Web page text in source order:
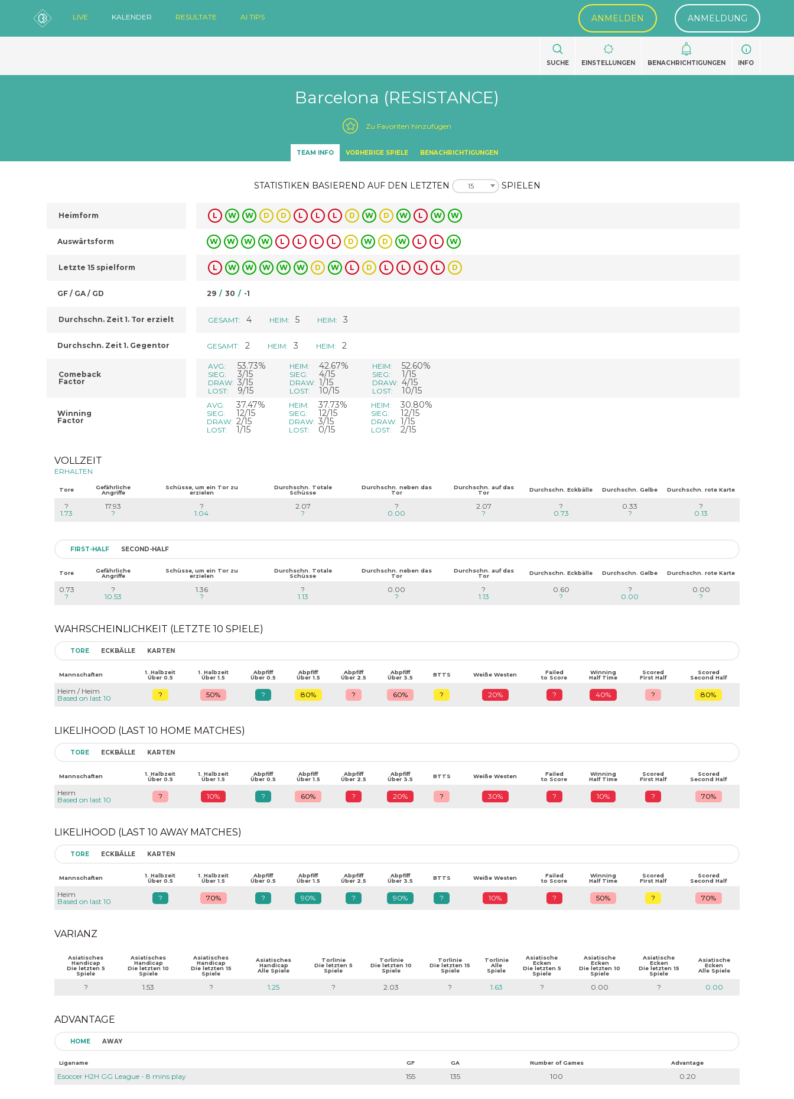
LIVE KALENDER RESULTATE AI TIPS ANMELDEN ANMELDUNG
SUCHE EINSTELLUNGEN BENACHRICHTIGUNGEN INFO
Barcelona (RESISTANCE)
Zu Favoriten hinzufügen
TEAM INFO VORHERIGE SPIELE BENACHRICHTIGUNGEN
STATISTIKEN BASIEREND AUF DEN LETZTEN 15 SPIELEN
Heimform
Auswärtsform
Letzte 15 spielform
GF / GA / GD
Durchschn. Zeit 1. Tor erzielt
Durchschn. Zeit 1. Gegentor
Comeback
Factor
Winning
Factor
L W W D D L L L D W D W L W W
W W W W L L L L D W D W L L W
L W W W W W D W L D L L L L D
29 / 30 / -1
GESAMT: 4 HEIM: 5 HEIM: 3
GESAMT: 2 HEIM: 3 HEIM: 2
AVG: 53.73%
SIEG: 3/15
DRAW: 3/15
LOST: 9/15
HEIM: 42.67%
SIEG: 4/15
DRAW: 1/15
LOST: 10/15
HEIM: 52.60%
SIEG: 1/15
DRAW: 4/15
LOST: 10/15
AVG: 37.47%
SIEG: 12/15
DRAW: 2/15
LOST: 1/15
HEIM: 37.73%
SIEG: 12/15
DRAW: 3/15
LOST: 0/15
HEIM: 30.80%
SIEG: 12/15
DRAW: 1/15
LOST: 2/15
VOLLZEIT
ERHALTEN
Tore
Gefährliche
Angriffe
Schüsse, um ein Tor zu
erzielen
Durchschn. Totale
Schüsse
Durchschn. neben das
Tor
Durchschn. auf das
Tor
Durchschn. Eckbälle Durchschn. Gelbe Durchschn. rote Karte
?
1.73
17.93
?
?
1.04
2.07
?
?
0.00
2.07
?
?
0.73
0.33
?
?
0.13
FIRST-HALF SECOND-HALF
Tore
Gefährliche
Angriffe
Schüsse, um ein Tor zu
erzielen
Durchschn. Totale
Schüsse
Durchschn. neben das
Tor
Durchschn. auf das
Tor
Durchschn. Eckbälle Durchschn. Gelbe Durchschn. rote Karte
0.73
?
?
10.53
1.36
?
?
1.13
0.00
?
?
1.13
0.60
?
?
0.00
0.00
?
WAHRSCHEINLICHKEIT (LETZTE 10 SPIELE)
TORE ECKBÄLLE KARTEN
Mannschaften
1. Halbzeit
Über 0.5
1. Halbzeit
Über 1.5
Abpfiff
Über 0.5
Abpfiff
Über 1.5
Abpfiff
Über 2.5
Abpfiff
Über 3.5
BTTS Weiße Westen
Failed
to Score
Winning
Half Time
Scored
First Half
Scored
Second Half
Heim / Heim
Based on last 10
? 50% ? 80% ? 60% ? 20% ? 40% ? 80%
LIKELIHOOD (LAST 10 HOME MATCHES)
TORE ECKBÄLLE KARTEN
Mannschaften
1. Halbzeit
Über 0.5
1. Halbzeit
Über 1.5
Abpfiff
Über 0.5
Abpfiff
Über 1.5
Abpfiff
Über 2.5
Abpfiff
Über 3.5
BTTS Weiße Westen
Failed
to Score
Winning
Half Time
Scored
First Half
Scored
Second Half
Heim
Based on last 10
? 10% ? 60% ? 20% ? 30% ? 10% ? 70%
LIKELIHOOD (LAST 10 AWAY MATCHES)
TORE ECKBÄLLE KARTEN
Mannschaften
1. Halbzeit
Über 0.5
1. Halbzeit
Über 1.5
Abpfiff
Über 0.5
Abpfiff
Über 1.5
Abpfiff
Über 2.5
Abpfiff
Über 3.5
BTTS Weiße Westen
Failed
to Score
Winning
Half Time
Scored
First Half
Scored
Second Half
Heim
Based on last 10
? 70% ? 90% ? 90% ? 10% ? 50% ? 70%
VARIANZ
Asiatisches
Handicap
Die letzten 5
Spiele
Asiatisches
Handicap
Die letzten 10
Spiele
Asiatisches
Handicap
Die letzten 15
Spiele
Asiatisches
Handicap
Alle Spiele
Torlinie
Die letzten 5
Spiele
Torlinie
Die letzten 10
Spiele
Torlinie
Die letzten 15
Spiele
Torlinie
Alle
Spiele
Asiatische
Ecken
Die letzten 5
Spiele
Asiatische
Ecken
Die letzten 10
Spiele
Asiatische
Ecken
Die letzten 15
Spiele
Asiatische
Ecken
Alle Spiele
? 1.53 ? 1.25 ? 2.03 ? 1.63 ? 0.00 ? 0.00
ADVANTAGE
HOME AWAY
Liganame GF GA Number of Games Advantage
Esoccer H2H GG League - 8 mins play 155 135 100 0.20